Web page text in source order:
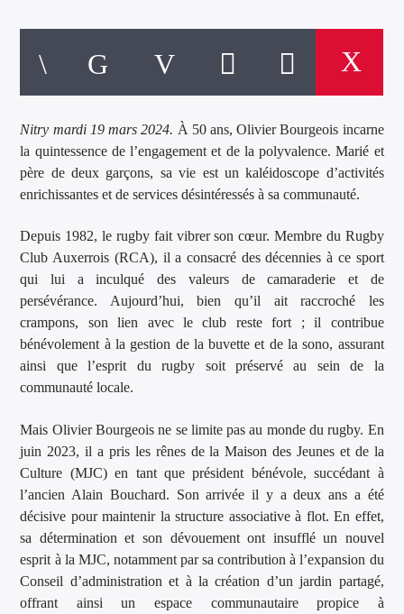
Nitry mardi 19 mars 2024. À 50 ans, Olivier Bourgeois incarne
la quintessence de l’engagement et de la polyvalence. Marié et
père de deux garçons, sa vie est un kaléidoscope d’activités
enrichissantes et de services désintéressés à sa communauté.
Depuis 1982, le rugby fait vibrer son cœur. Membre du Rugby
Club Auxerrois (RCA), il a consacré des décennies à ce sport
qui lui a inculqué des valeurs de camaraderie et de
persévérance. Aujourd’hui, bien qu’il ait raccroché les
crampons, son lien avec le club reste fort ; il contribue
bénévolement à la gestion de la buvette et de la sono, assurant
ainsi que l’esprit du rugby soit préservé au sein de la
communauté locale.
Mais Olivier Bourgeois ne se limite pas au monde du rugby. En
juin 2023, il a pris les rênes de la Maison des Jeunes et de la
Culture (MJC) en tant que président bénévole, succédant à
l’ancien Alain Bouchard. Son arrivée il y a deux ans a été
décisive pour maintenir la structure associative à flot. En effet,
sa détermination et son dévouement ont insufflé un nouvel
esprit à la MJC, notamment par sa contribution à l’expansion du
Conseil d’administration et à la création d’un jardin partagé,
offrant ainsi un espace communautaire propice à